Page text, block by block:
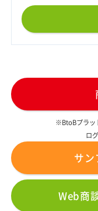
※BtoBプラッ
ロ
サン
Web商